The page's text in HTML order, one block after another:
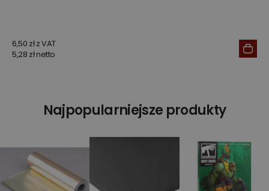
6,50 zł z VAT
5,28 zł netto
Najpopularniejsze produkty